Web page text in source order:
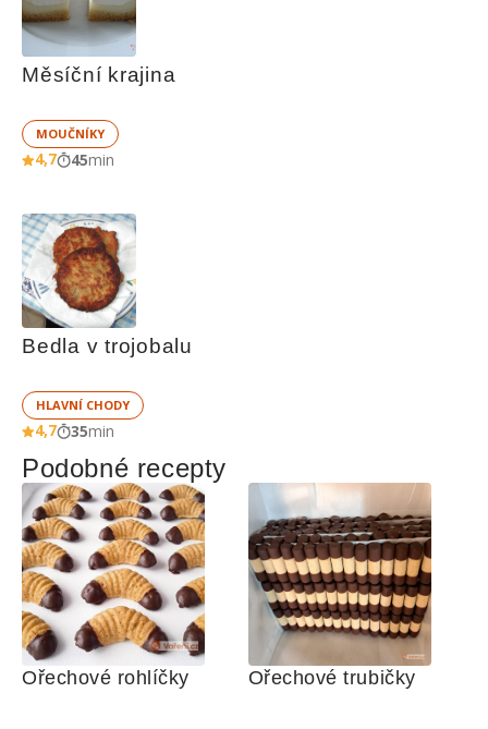
Měsíční krajina
MOUČNÍKY
4,7 45min
Bedla v trojobalu
HLAVNÍ CHODY
4,7 35min
Podobné recepty
Ořechové rohlíčky Ořechové trubičky